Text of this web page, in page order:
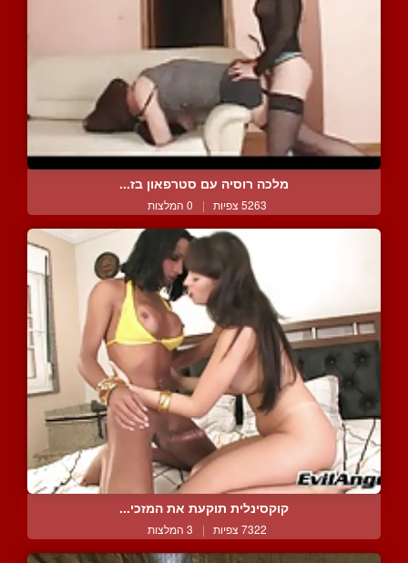
מלכה רוסיה עם סטרפאון בז...
5263 צפיות | 0 המלצות
קוקסינלית תוקעת את המזכי...
7322 צפיות | 3 המלצות